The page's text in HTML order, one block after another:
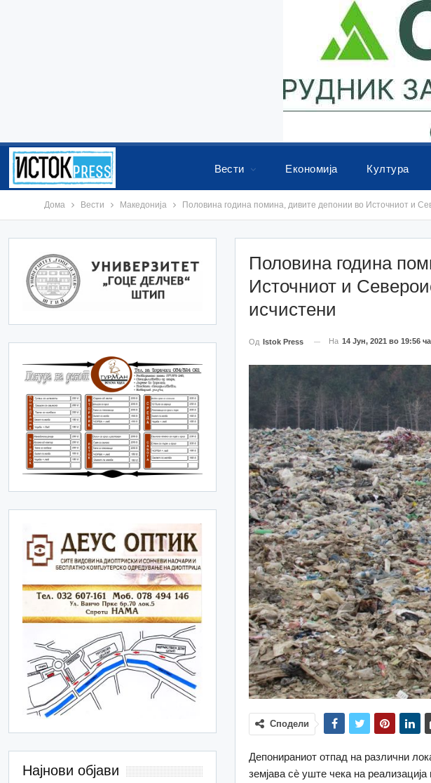
Вести Економија Култура
Дома Вести Македонија Половина година помина, дивите депонии во Источниот и
Половина година
Источниот и
исчистени
Од Istok Press На 14 Јун, 2021 во 19:56
Сподели
Депонираниот отпад на различни
земјава сè уште чека на
Најнови објави